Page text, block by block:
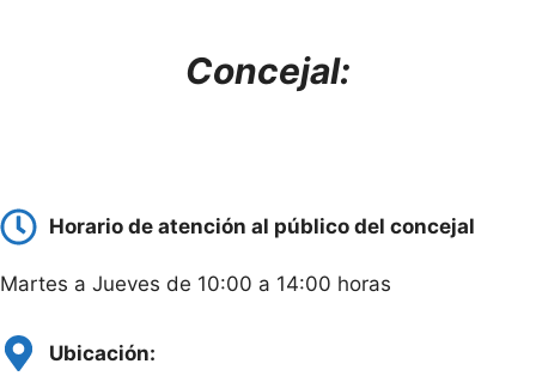
Concejal:
Horario de atención al público del concejal
Martes a Jueves de 10:00 a 14:00 horas
Ubicación: